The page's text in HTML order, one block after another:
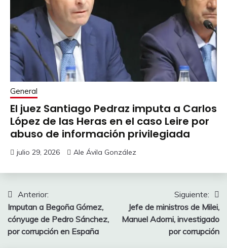
General
El juez Santiago Pedraz imputa a Carlos
López de las Heras en el caso Leire por
abuso de información privilegiada
julio 29, 2026 Ale Ávila González
Navegación
de
entradas
Anterior:
Imputan a Begoña Gómez,
cónyuge de Pedro Sánchez,
por corrupción en España
Siguiente:
Jefe de ministros de Milei,
Manuel Adorni, investigado
por corrupción